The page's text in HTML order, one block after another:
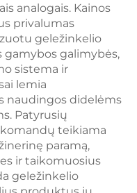
analogais. Kainos
privalumas
geležinkelio
gamybos galimybės,
sistema ir
lemia
naudingos didelėms
Patyrusių
teikiama
paramą,
ir taikomuosius
geležinkelio